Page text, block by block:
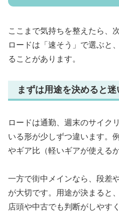
ここまで気持ちを整えたら、
ロードは「速そう」で選ぶと
ることがあります。
まずは用途を決めると迷
ロードは通勤、週末のサイク
いる形が少しずつ違います。
やギア比（軽いギアが使える
一方で街中メインなら、段差
が大切です。用途が決まると
店頭や中古でも判断がしやす